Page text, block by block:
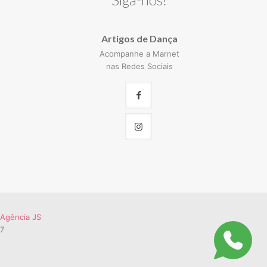
Artigos de Dança
Acompanhe a Marnet
nas Redes Sociais
Agência JS